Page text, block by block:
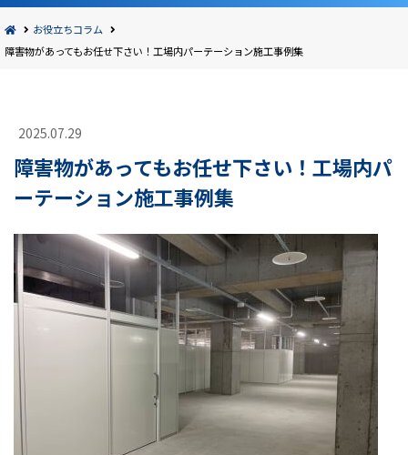
お役立ちコラム
障害物があってもお任せ下さい！工場内パーテーション施工事例集
2025.07.29
障害物があってもお任せ下さい！工場内パ
ーテーション施工事例集